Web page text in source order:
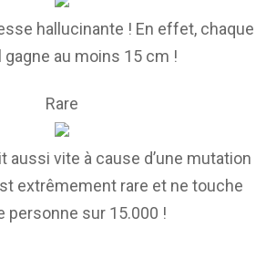
hallucinante ! En effet, chaque
gagne au moins 15 cm !
Rare
aussi vite à cause d’une mutation
extrêmement rare et ne touche
personne sur 15.000 !